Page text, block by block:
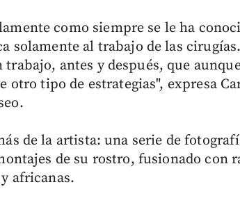
como siempre se le ha
solamente al trabajo de las
antes y después, que
otro tipo de estrategias", expresa
de la artista: una serie de
de su rostro, fusionado con
africanas.